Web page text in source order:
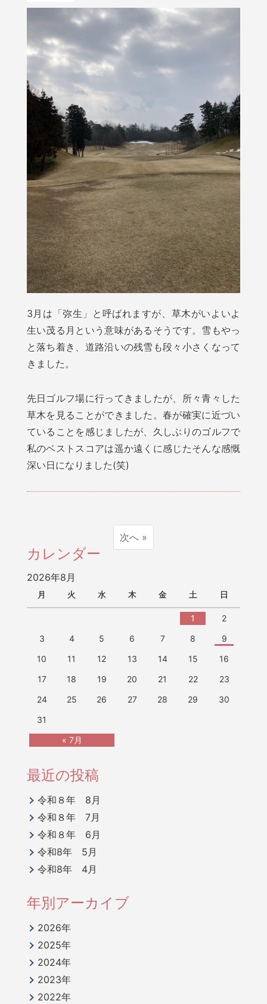
3月は「弥生」と呼ばれますが、草木がいよいよ
生い茂る月という意味があるそうです。雪もやっ
と落ち着き、道路沿いの残雪も段々小さくなって
きました。
先日ゴルフ場に行ってきましたが、所々青々した
草木を見ることができました。春が確実に近づい
ていることを感じましたが、久しぶりのゴルフで
私のベストスコアは遥か遠くに感じたそんな感慨
深い日になりました(笑)
次へ »
カレンダー
2026年8月
月 火 水 木 金 土 日
« 7月
1
2
3
4 5 6 7 8
9
10
11 12 13 14 15
16
17
18 19 20 21 22
23
24
25 26 27 28 29
30
31
最近の投稿
令和８年 8月
令和８年 7月
令和８年 6月
令和8年 5月
令和8年 4月
年別アーカイブ
2026年
2025年
2024年
2023年
2022年